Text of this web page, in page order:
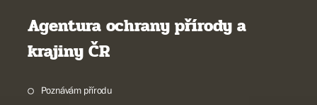
Agentura ochrany přírody a
krajiny ČR
Poznávám přírodu